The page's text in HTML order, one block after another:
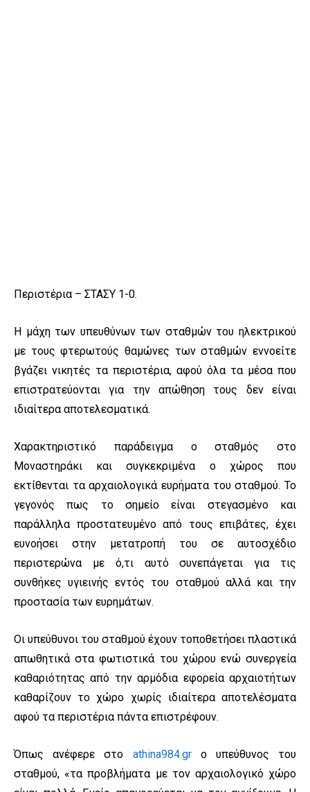
Περιστέρια – ΣΤΑΣΥ 1-0.
Η μάχη των υπευθύνων των σταθμών του ηλεκτρικού
με τους φτερωτούς θαμώνες των σταθμών εννοείτε
βγάζει νικητές τα περιστέρια, αφού όλα τα μέσα που
επιστρατεύονται για την απώθηση τους δεν είναι
ιδιαίτερα αποτελεσματικά.
Χαρακτηριστικό παράδειγμα ο σταθμός στο
Μοναστηράκι και συγκεκριμένα ο χώρος που
εκτίθενται τα αρχαιολογικά ευρήματα του σταθμού. Το
γεγονός πως το σημείο είναι στεγασμένο και
παράλληλα προστατευμένο από τους επιβάτες, έχει
ευνοήσει στην μετατροπή του σε αυτοσχέδιο
περιστερώνα με ό,τι αυτό συνεπάγεται για τις
συνθήκες υγιεινής εντός του σταθμού αλλά και την
προστασία των ευρημάτων.
Οι υπεύθυνοι του σταθμού έχουν τοποθετήσει πλαστικά
απωθητικά στα φωτιστικά του χώρου ενώ συνεργεία
καθαριότητας από την αρμόδια εφορεία αρχαιοτήτων
καθαρίζουν το χώρο χωρίς ιδιαίτερα αποτελέσματα
αφού τα περιστέρια πάντα επιστρέφουν.
Όπως ανέφερε στο athina984.grο υπεύθυνος του
σταθμού, «τα προβλήματα με τον αρχαιολογικό χώρο